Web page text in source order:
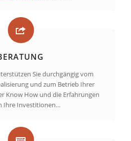
Sie durchgängig vom
und zum Betrieb Ihrer
Know How und die Erfahrungen
Ihre Investitionen…